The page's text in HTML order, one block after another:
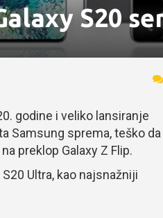
S20
godine i veliko lansiranje
Samsung sprema, teško
preklop Galaxy Z Flip.
Ultra, kao najsnažniji